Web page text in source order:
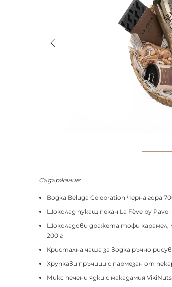
Съдържание:
Водка Beluga Celebration Черна гора
Шоколад пукащ пекан La Fève by Pavel
Шоколадови дражета тофи карамел,
200 г
Кристална чаша за водка ръчно
Хрупкави пръчици с пармезан от
Микс печени ядки с макадамия VikiNuts